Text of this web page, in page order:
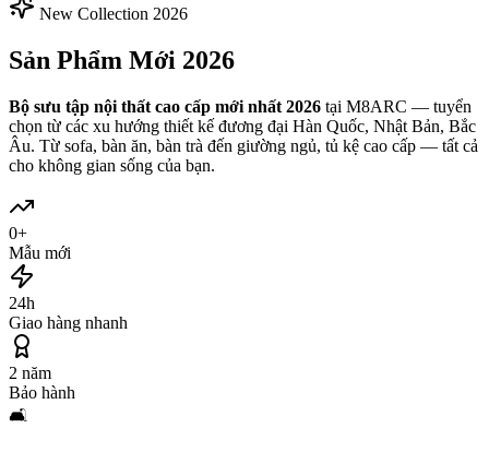
New Collection 2026
Sản Phẩm Mới 2026
Bộ sưu tập nội thất cao cấp mới nhất 2026 tại M8ARC — tuyển
chọn từ các xu hướng thiết kế đương đại Hàn Quốc, Nhật Bản, Bắc
Âu. Từ sofa, bàn ăn, bàn trà đến giường ngủ, tủ kệ cao cấp — tất cả
cho không gian sống của bạn.
0+
Mẫu mới
24h
Giao hàng nhanh
2 năm
Bảo hành
🛋️